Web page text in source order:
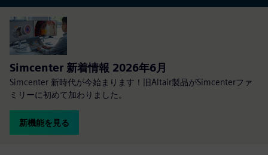
Simcenter 新着情報 2026年6月
Simcenter 新時代が今始まります！旧Altair製品がSimcenterファ
ミリーに初めて加わりました。
新機能を見る